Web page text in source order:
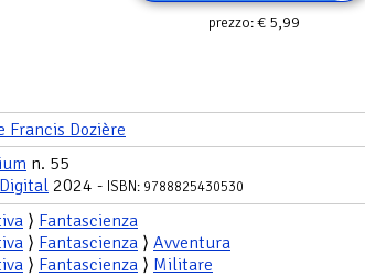
prezzo:€ 5,99
Francis Dozière
n. 55
2024 - ISBN: 9788825430530
⟩ Fantascienza
⟩ Fantascienza ⟩ Avventura
⟩ Fantascienza ⟩ Militare